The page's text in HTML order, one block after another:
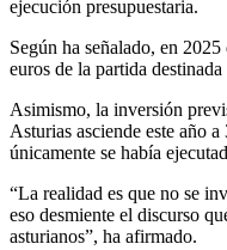
ejecución presupuestaria.
Según ha señalado, en
euros de la partida
Asimismo, la inversión
Asturias asciende este año
únicamente se había
“La realidad es que no se
eso desmiente el discurso
asturianos”, ha afirmado.